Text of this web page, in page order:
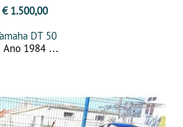
€ 1.500,00
DT 50
Ano 1984